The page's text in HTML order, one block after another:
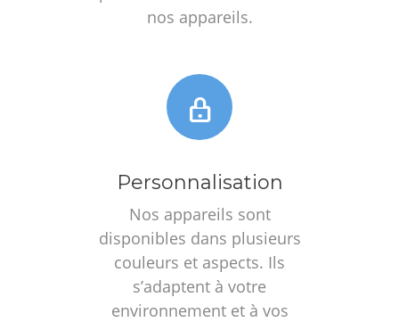
nos appareils.
Personnalisation
Nos appareils sont
disponibles dans plusieurs
couleurs et aspects. Ils
s’adaptent à votre
environnement et à vos